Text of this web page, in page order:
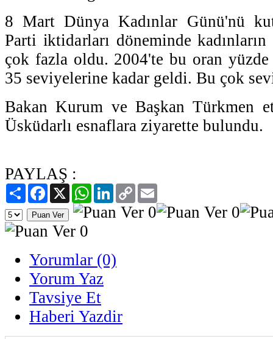
8 Mart Dünya Kadınlar Günü'nü
Parti iktidarları döneminde kadınların
çok fazla oldu. 2004'te bu oran
35 seviyelerine kadar geldi. Bu çok
Bakan Kurum ve Başkan Türkmen
Üsküdarlı esnaflara ziyarette bulundu.
PAYLAŞ :
PaylaşFacebook
X WhatsAppLinkedIn
Copy
Link
Yorumlar (0)
Yorum Yaz
Tavsiye Et
Haberi Yazdir